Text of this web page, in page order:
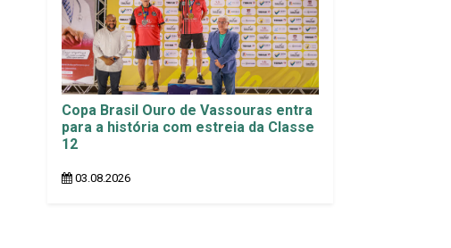
Copa Brasil Ouro de Vassouras entra
para a história com estreia da Classe
12
03.08.2026